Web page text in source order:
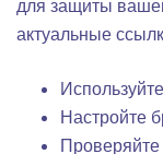
для защиты
актуальные
Настройте